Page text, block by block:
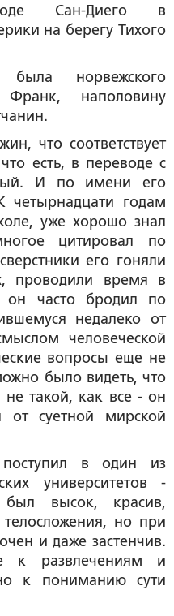
Сан-Диего в
на берегу Тихого
норвежского
Франк, наполовину
что соответствует
есть, в переводе с
И по имени его
четырнадцати годам
уже хорошо знал
цитировал по
его гоняли
проводили время в
он часто бродил по
недалеко от
человеческой
вопросы еще не
было видеть, что
такой, как все - он
от суетной мирской
в один из
университетов -
высок, красив,
но при
и даже застенчив.
к развлечениям и
к пониманию сути